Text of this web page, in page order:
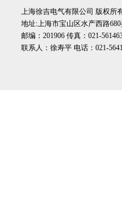
上海徐吉电气有限公司 版权所
地址:上海市宝山区水产西路
邮编：201906 传真：021-
联系人：徐寿平 电话：021-